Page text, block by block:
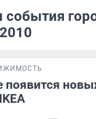
события
появится